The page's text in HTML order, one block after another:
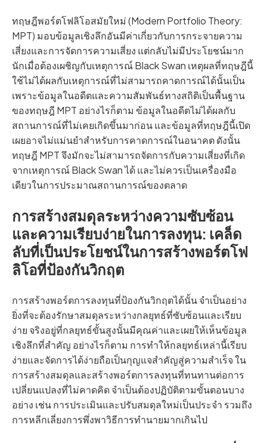
ทฤษฎีพอร์ตโฟลิโอสมัยใหม่ (Modern Portfolio Theory:
MPT) มอบข้อมูลเชิงลึกอันมีค่าเกี่ยวกับการกระจายความ
เสี่ยงและการจัดการความเสี่ยง แต่กลับไม่มีประโยชน์มาก
นักเมื่อต้องเผชิญกับเหตุการณ์ Black Swan เหตุผลที่ทฤษฎีนี้
ใช้ไม่ได้ผลกับเหตุการณ์ที่ไม่สามารถคาดการณ์ได้นั้นเป็น
เพราะข้อมูลในอดีตและความสัมพันธ์ทางสถิติเป็นพื้นฐาน
ของทฤษฎี MPT อย่างไรก็ตาม ข้อมูลในอดีตไม่ได้ผลกับ
สถานการณ์ที่ไม่เคยเกิดขึ้นมาก่อน และข้อมูลที่ทฤษฎีนี้เปิด
เผยอาจไม่แม่นยำสำหรับการคาดการณ์ในอนาคต ดังนั้น
ทฤษฎี MPT จึงมักจะไม่สามารถจัดการกับความเสี่ยงที่เกิด
จากเหตุการณ์ Black Swan ได้ และไม่ควรเป็นเครื่องมือ
เดียวในการประมาณสถานการณ์ของตลาด
การสร้างสมดุลระหว่างความซับซ้อน
และความเรียบง่ายในการลงทุน: เคล็ด
ลับที่เป็นประโยชน์ในการสร้างพอร์ตโฟ
ลิโอที่ป้องกันวิกฤต
การสร้างพอร์ตการลงทุนที่ป้องกันวิกฤตได้นั้น จำเป็นอย่าง
ยิ่งที่จะต้องรักษาสมดุลระหว่างกลยุทธ์ที่ซับซ้อนและเรียบ
ง่าย จริงอยู่ที่กลยุทธ์ขั้นสูงนั้นมีคุณค่าและเผยให้เห็นข้อมูล
เชิงลึกที่สำคัญ อย่างไรก็ตาม การทำให้กลยุทธ์เหล่านี้เรียบ
ง่ายและจัดการได้ง่ายถือเป็นกุญแจสำคัญสู่ความสำเร็จ ใน
การสร้างสมดุลและสร้างพอร์ตการลงทุนที่ทนทานต่อการ
เปลี่ยนแปลงที่ไม่คาดคิด จำเป็นต้องปฏิบัติตามขั้นตอนบาง
อย่าง เช่น การประเมินและปรับสมดุลใหม่เป็นประจำ รวมถึง
การหลีกเลี่ยงการพึ่งพาวิธีการทำนายมากเกินไป